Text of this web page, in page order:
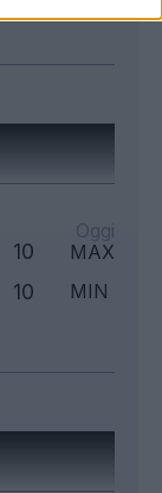
Oggi
10 MAX
10 MIN